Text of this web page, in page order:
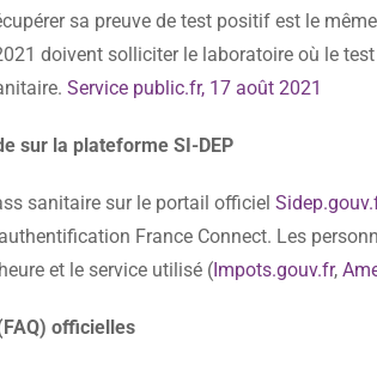
sa preuve de test positif est le
doivent solliciter le laboratoire où le
Service public.fr, 17 août 2021
sur la plateforme SI-DEP
sanitaire sur le portail officiel
France Connect. Les
et le service utilisé (Impots.gouv.fr,
officielles